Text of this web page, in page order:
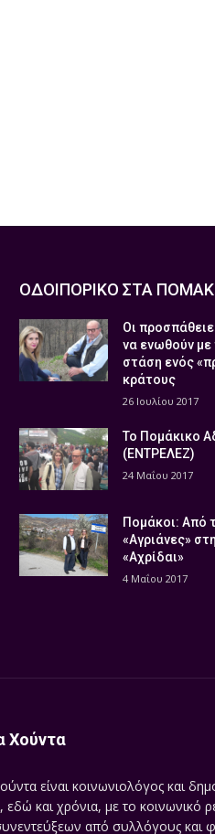
ΟΔΟΙΠΟΡΙΚΟ ΣΤΑ
Οι
να ενωθούν με
στάση ενός
κράτους
26 Ιουλίου 2017
Το Πομάκικο
(ΕΝΤΡΕΛΕΖ)
24 Μαΐου 2017
Πομάκοι: Από
«Αγριάνες»
«Αχρίδαι»
4 Μαΐου 2017
Χούντα
είναι κοινωνιολόγος και
εδώ και χρόνια, με το κοινωνικό
από συλλόγους και